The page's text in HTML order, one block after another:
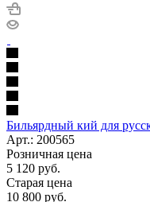
Бильярдный кий для
Арт.: 200565
Розничная цена
5 120 руб.
Старая цена
10 800 руб.